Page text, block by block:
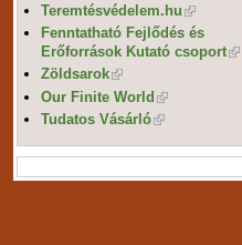
Teremtésvédelem.hu
Fenntatható Fejlődés és
Erőforrások Kutató csoport
Zöldsarok
Our Finite World
Tudatos Vásárló